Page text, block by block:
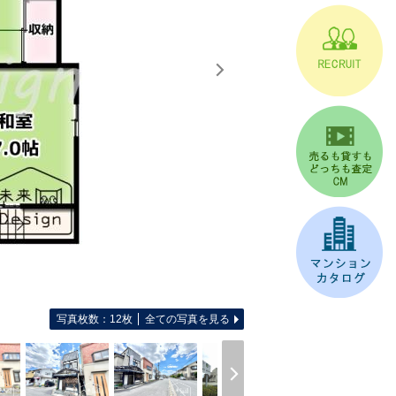
写真枚数：12枚 全ての写真を見る